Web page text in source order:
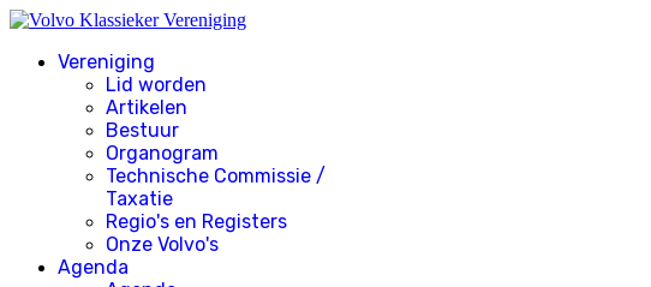
Vereniging
Lid worden
Artikelen
Bestuur
Organogram
Technische Commissie /
Taxatie
Regio's en Registers
Onze Volvo's
Agenda